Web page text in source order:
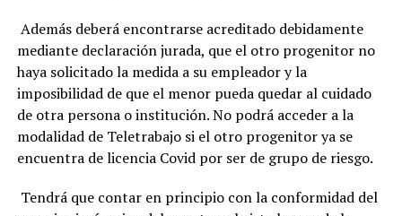
Además deberá encontrarse acreditado debidamente
mediante declaración jurada, que el otro progenitor no
haya solicitado la medida a su empleador y la
imposibilidad de que el menor pueda quedar al cuidado
de otra persona o institución. No podrá acceder a la
modalidad de Teletrabajo si el otro progenitor ya se
encuentra de licencia Covid por ser de grupo de riesgo.
Tendrá que contar en principio con la conformidad del